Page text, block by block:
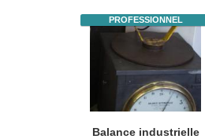
PROFESSIONNEL
Balance industrielle